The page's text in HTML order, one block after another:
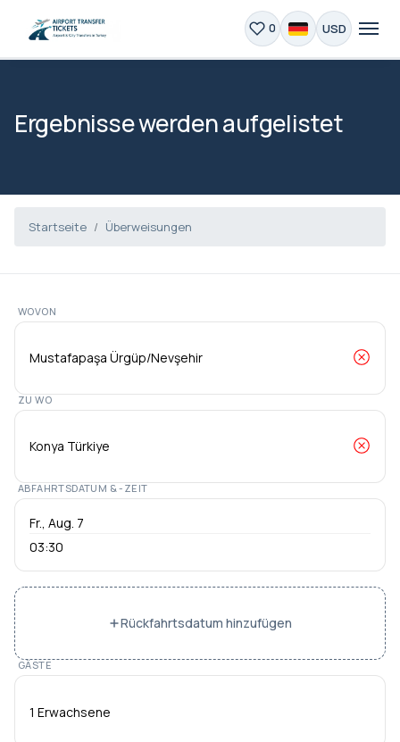
0 USD
Ergebnisse werden aufgelistet
Startseite Überweisungen
WOVON
ZU WO
ABFAHRTSDATUM & -ZEIT
03:30
Rückfahrtsdatum hinzufügen
GÄSTE
1 Erwachsene